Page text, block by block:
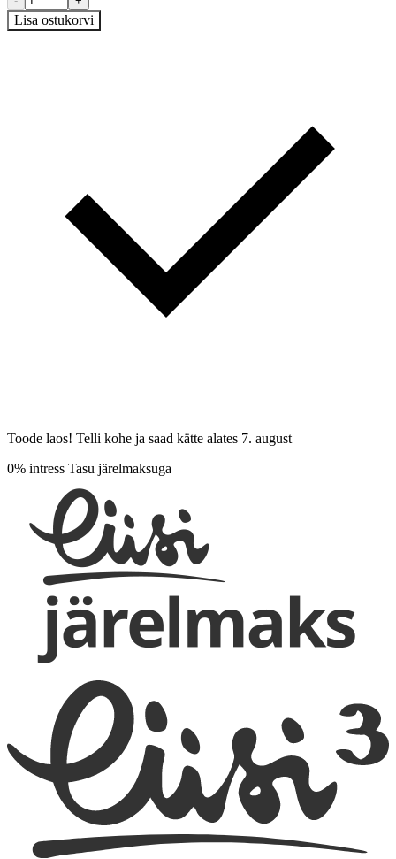
Lisa ostukorvi
Toode laos! Telli kohe ja saad kätte alates 7. august
0% intress Tasu järelmaksuga